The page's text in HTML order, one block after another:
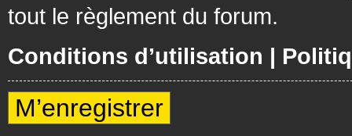
tout le règlement du forum.
Conditions d’utilisation |
M’enregistrer